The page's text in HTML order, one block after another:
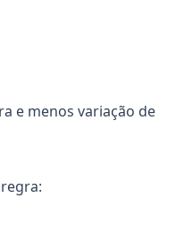
e menos variação de